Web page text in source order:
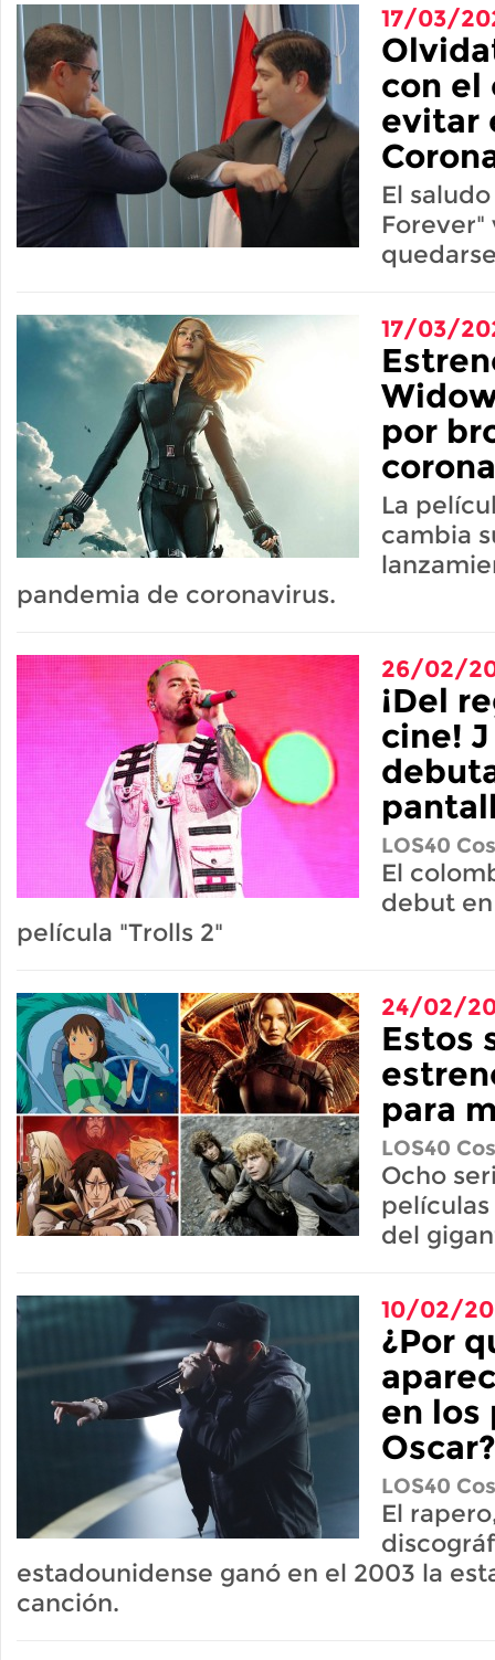
17/03/
con el
evitar
El
Forever"
17/03/
por
La
cambia
pandemia de coronavirus.
26/02/
¡Del
cine!
LOS40
El
debut
película "Trolls 2"
24/02/
Estos
para
LOS40
Ocho
del
10/02/
¿Por
en los
Oscar?
LOS40
El
estadounidense ganó en el 2003 la
canción.